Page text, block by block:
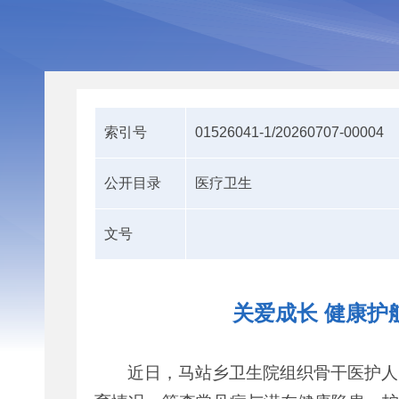
索引号 01526041-1/20260707-00004
公开目录 医疗卫生
文号
关爱成长 健康
近日，马站乡卫生院组织骨干医护